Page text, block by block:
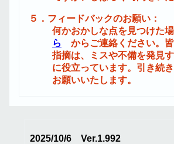
５．フィードバックのお願い：
何かおかしな点を見つけた場
ら
からご連絡ください。
指摘は、ミスや不備を発見
に役立っています。引き続
お願いいたします。
2025/10/6 Ver.1.992